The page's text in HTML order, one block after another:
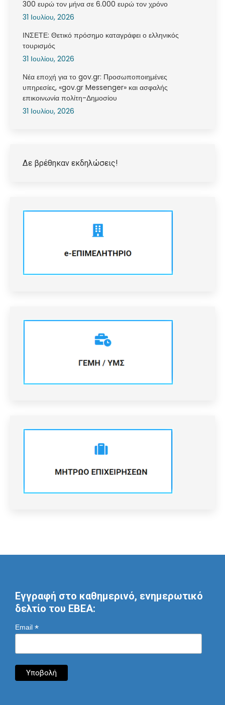
300 ευρώ τον μήνα σε 6.000 ευρώ τον χρόνο
31 Ιουλίου, 2026
ΙΝΣΕΤΕ: Θετικό πρόσημο καταγράφει ο ελληνικός
τουρισμός
31 Ιουλίου, 2026
Νέα εποχή για το gov.gr: Προσωποποιημένες
υπηρεσίες, «gov.gr Messenger» και ασφαλής
επικοινωνία πολίτη-Δημοσίου
31 Ιουλίου, 2026
Δε βρέθηκαν εκδηλώσεις!
Εγγραφή στο καθημερινό, ενημερωτικό
δελτίο του ΕΒΕΑ:
Email *